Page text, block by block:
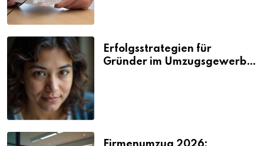
Erfolgsstrategien für
Gründer im Umzugsgewerbe